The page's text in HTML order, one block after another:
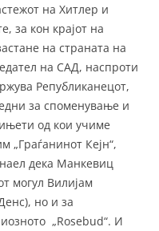
на Хитлер и
за кон крајот на
на страната на
на САД, наспроти
Републиканецот,
за споменување и
од кои учиме
„Граѓанинот Кејн“,
дека Манкевиц
могул Вилијам
но и за
„Rosebud“. И